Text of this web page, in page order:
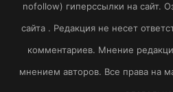
nofollow) гиперссылки на сайт.
сайта . Редакция не несет
комментариев. Мнение
мнением авторов. Все права на